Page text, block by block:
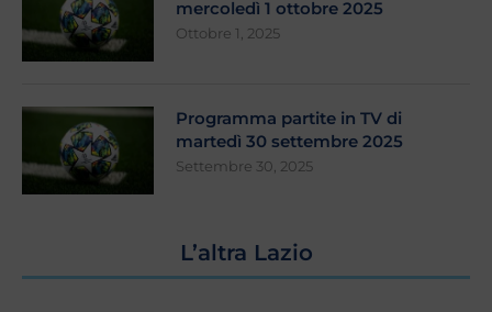
mercoledì 1 ottobre 2025
Ottobre 1, 2025
Programma partite in TV di
martedì 30 settembre 2025
Settembre 30, 2025
L’altra Lazio